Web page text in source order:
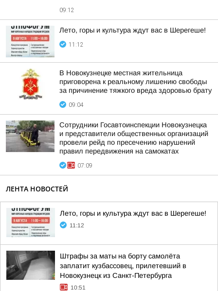
09:12
Лето, горы и культура ждут вас в Шерегеше!
11:12
В Новокузнецке местная жительница
приговорена к реальному лишению свободы
за причинение тяжкого вреда здоровью брату
09:04
Сотрудники Госавтоинспекции Новокузнецка
и представители общественных организаций
провели рейд по пресечению нарушений
правил передвижения на самокатах
07:09
ЛЕНТА НОВОСТЕЙ
Лето, горы и культура ждут вас в Шерегеше!
11:12
Штрафы за маты на борту самолёта
заплатит кузбассовец, прилетевший в
Новокузнецк из Санкт-Петербурга
10:51